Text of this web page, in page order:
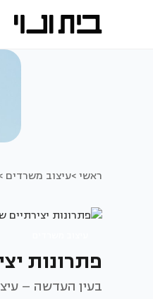
ראשי >עיצוב משרדים
פתרונות
בעין העדשה –